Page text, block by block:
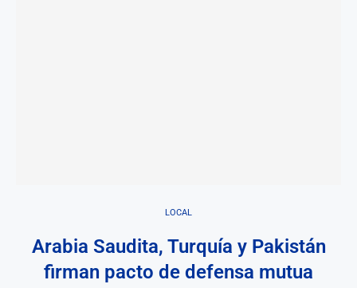
LOCAL
Arabia Saudita, Turquía y Pakistán
firman pacto de defensa mutua